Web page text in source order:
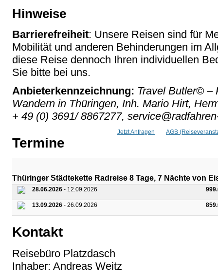
Hinweise
Barrierefreiheit: Unsere Reisen sind für
Mobilität und anderen Behinderungen im
diese Reise dennoch Ihren individuellen
Sie bitte bei uns.
Anbieterkennzeichnung: Travel Butler© –
Wandern in Thüringen, Inh. Mario Hirt,
+ 49 (0) 3691/ 8867277,
Jetzt Anfragen AGB
Termine
Thüringer Städtekette Radreise 8 Tage, 7 Nächte von
28.06.2026 - 12.09.2026
13.09.2026 - 26.09.2026
Kontakt
Reisebüro Platzdasch
Inhaber: Andreas Weitz